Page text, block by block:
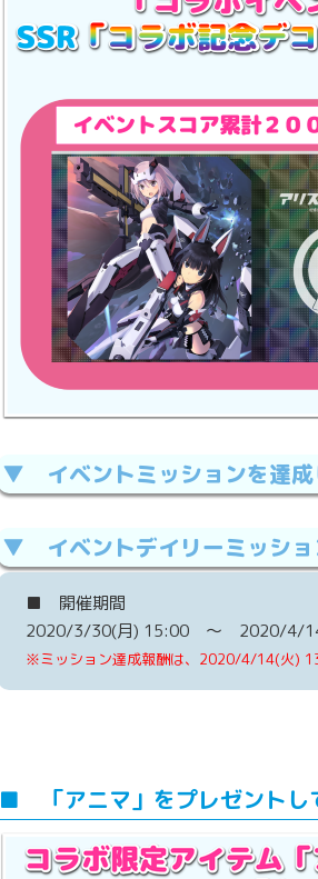
▼ イベント前半登場の「ア
スギア・メダル」
▼ イベントミッションを達成
イベントミッション内容
▼ イベントデイリーミッショ
イベントデイリーミッション内容
■ 開催期間
2020/3/30(月) 15:00 ～ 2020/4/
※ミッション達成報酬は、2020/4/14(火)
■ 「アニマ」をプレゼントし